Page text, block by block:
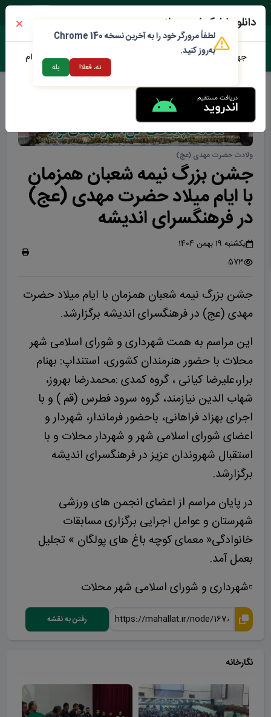
ولادت حضرت مهدی (عج)
جشن بزرگ نیمه شعبان همزمان
با ایام میلاد حضرت مهدی (عج)
در فرهنگسرای اندیشه
یکشنبه 19 بهمن 1404
573
جشن بزرگ نیمه شعبان همزمان با ایام میلاد حضرت
مهدی (عج) در فرهنگسرای اندیشه برگزارشد.
این مراسم به همت شهرداری و شورای اسلامی شهر
محلات با حضور هنرمندان کشوری، استنداپ: بهنام
برار،علیرضا کیانی ، گروه کمدی :محمدرضا بهروز،
شهاب الدین نیازمند، گروه سرود فطرس (قم ) و با
اجرای بهزاد فراهانی، باحضور فرماندار، شهردار و
اعضای شورای اسلامی شهر و شهردار محلات و با
استقبال شهروندان عزیز در فرهنگسرای اندیشه
برگزارشد.
در پایان مراسم از اعضای انجمن های ورزشی
شهرستان و عوامل اجرایی برگزاری مسابقات
خانوادگی« معمای کوچه باغ های پولگان » تجلیل
بعمل آمد.
▫️شهرداری و شورای اسلامی شهر محلات
رفتن به نقشه
نگارخانه
دانلود اپلیکیشن محلات من
جهت دانلود نرم افزار محلات من می توانید از طریق لینک زیر اقدام
لطفاً مرورگر خود را به آخرین نسخه Chrome 140
به‌روز کنید.
نه، فعلا! بله